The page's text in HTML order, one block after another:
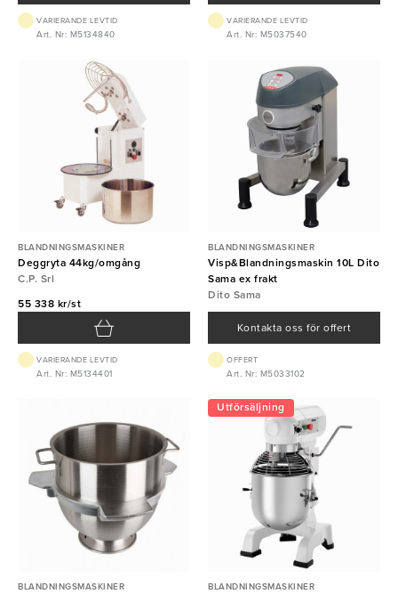
VARIERANDE LEVTID
Art. Nr: M5134840
VARIERANDE LEVTID
Art. Nr: M5037540
BLANDNINGSMASKINER
Deggryta 44kg/omgång
C.P. Srl
55 338 kr/st
VARIERANDE LEVTID
Art. Nr: M5134401
BLANDNINGSMASKINER
Visp&Blandningsmaskin 10L Dito
Sama ex frakt
Dito Sama
Kontakta oss för offert
OFFERT
Art. Nr: M5033102
BLANDNINGSMASKINER
Utförsäljning
BLANDNINGSMASKINER